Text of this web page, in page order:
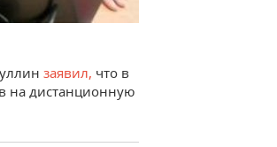
заявил, что в
на дистанционную